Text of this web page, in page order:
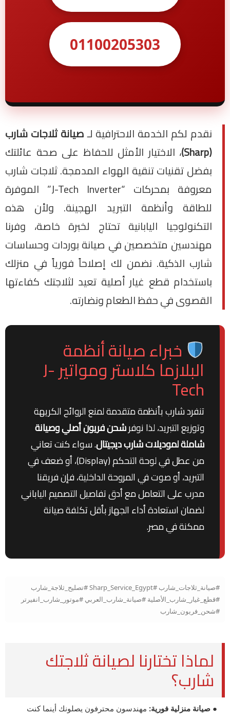
01100205303
نقدم لكم الخدمة الاحترافية لـصيانة ثلاجات شارب
(Sharp)
، الاختيار الأمثل للحفاظ على صحة عائلتك
بفضل تقنيات تنقية الهواء المدمجة. ثلاجات شارب
معروفة بمحركات “J-Tech Inverter” الموفرة
للطاقة وأنظمة التبريد الهجينة. ولأن هذه
التكنولوجيا اليابانية تحتاج لخبرة خاصة، وفرنا
مهندسين متخصصين في صيانة بوردات وحساسات
شارب الذكية. نضمن لك إصلاحاً فورياً في منزلك
باستخدام قطع غيار أصلية تعيد لثلاجتك كفاءتها
القصوى في حفظ الطعام ونضارته.
خبراء صيانة أنظمة
البلازما كلاستر ومواتير J-
Tech
تنفرد شارب بأنظمة متقدمة لمنع الروائح الكريهة
وتوزيع التبريد، لذا نوفرشحن فريون أصلي وصيانة
شاملة لموديلات شارب ديجيتال. سواء كنت تعاني
من عطل في لوحة التحكم (Display)، أو ضعف في
التبريد، أو صوت في المروحة الداخلية، فإن فريقنا
مدرب على التعامل مع أدق تفاصيل التصميم الياباني
لضمان استعادة أداء الجهاز بأقل تكلفة صيانة
ممكنة في مصر.
#صيانة_ثلاجات_شارب #Sharp_Service_Egypt #تصليح_ثلاجة_شارب
#قطع_غيار_شارب_الأصلية #صيانة_شارب_العربي #موتور_شارب_انفيرتر
#شحن_فريون_شارب
لماذا تختارنا لصيانة ثلاجتك
شارب؟
● صيانة منزلية فورية: مهندسون محترفون يصلونك أينما كنت